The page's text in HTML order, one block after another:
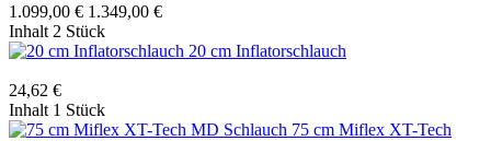
1.099,00 € 1.349,00 €
Inhalt 2 Stück
20 cm Inflatorschlauch
24,62 €
Inhalt 1 Stück
75 cm Miflex XT-Tech